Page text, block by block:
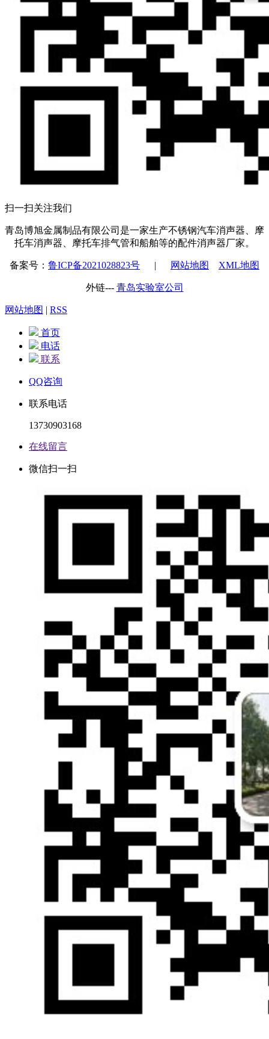
扫一扫关注我们
青岛博旭金属制品有限公司是一家生产不锈钢汽车消声器、摩
托车消声器、摩托车排气管和船舶等的配件消声器厂家。
备案号： 鲁ICP备2021028823号 | 网站地图 XML地图
外链--- 青岛实验室公司
网站地图 | RSS
首页
电话
联系
QQ咨询
联系电话
13730903168
在线留言
微信扫一扫